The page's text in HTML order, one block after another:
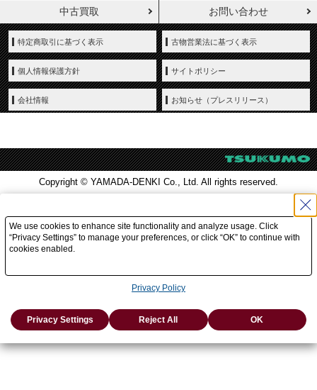
中古買取 お問い合わせ
特定商取引に基づく表示 古物営業法に基づく表示
個人情報保護方針 サイトポリシー
会社情報 お知らせ（プレスリリース）
Copyright © YAMADA-DENKI Co., Ltd. All rights reserved.
We use cookies to enhance site functionality and analyze usage. Click
“Privacy Settings” to manage your preferences, or click “OK” to continue with
cookies enabled.
Privacy Policy
Privacy Settings Reject All OK